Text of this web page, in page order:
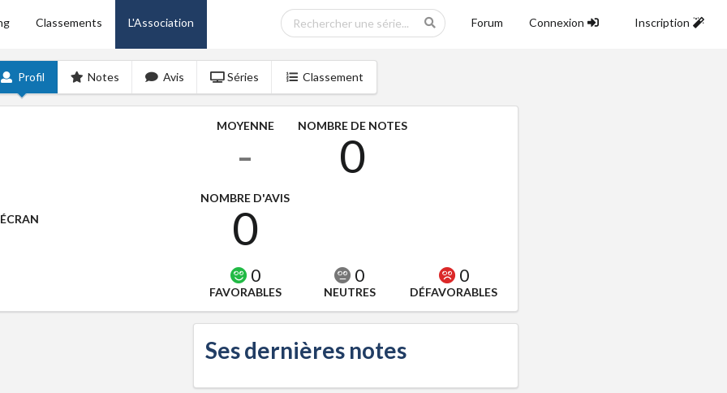
Classements L'Association Forum Connexion Inscription
Profil Notes Avis Séries Classement
MOYENNE
-
NOMBRE DE NOTES
0
NOMBRE D'AVIS
0
0
FAVORABLES
0
NEUTRES
0
DÉFAVORABLES
Ses dernières notes